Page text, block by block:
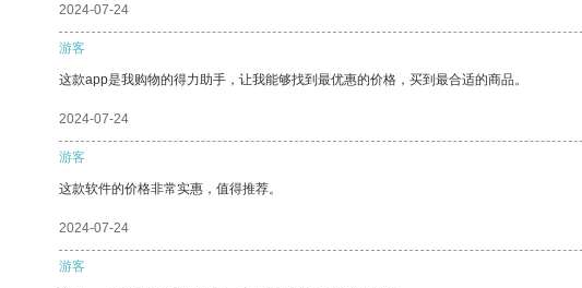
2024-07-24
游客
这款app是我购物的得力助手，让我能够找到最优惠的价格，买到最合适的商品。
2024-07-24
游客
这款软件的价格非常实惠，值得推荐。
2024-07-24
游客